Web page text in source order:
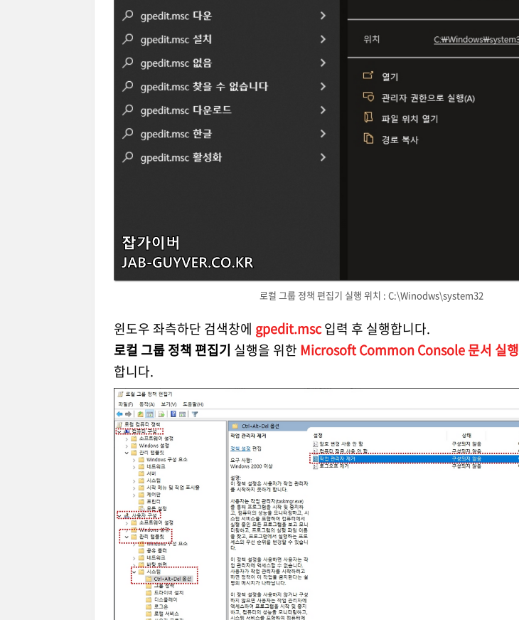
로컬 그룹 정책 편집기 실행 위치 : C:\Winodws\system32
윈도우 좌측하단 검색창에 gpedit.msc입력 후 실행합니다.
로컬 그룹 정책 편집기 실행을 위한 Microsoft Common Console 문서 실행
합니다.